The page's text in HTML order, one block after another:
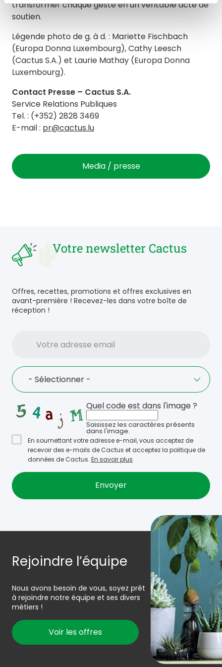
transformer chaque geste en un véritable acte de
soutien.
Légende photo de g. à d. : Mariette Fischbach
(Europa Donna Luxembourg), Cathy Leesch
(Cactus S.A.) et Laurie Mathay (Europa Donna
Luxembourg).
Contact Presse – Cactus S.A.
Service Relations Publiques
Tel. : (+352) 2828 3469
E-mail : pr@cactus.lu
Media / presse
Votre newsletter Cactus
Offres, recettes, promotions et offres exclusives en
avant-première ! Recevez-les dans votre boîte de
réception !
adresse
Language
- Sélectionner -
Quel code est dans l'image ?
Saisissez les caractères présents
dans l'image.
En soumettant votre adresse e-mail, vous acceptez de
recevoir des e-mails de Cactus et acceptez la politique de
données de Cactus. En savoir plus
Rejoindre l’équipe
Nous avons besoin de vous, soyez prêt
à rejoindre notre équipe et ses divers
métiers !
Voir les offres